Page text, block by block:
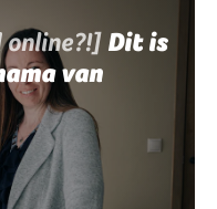
online?!] Dit is
van